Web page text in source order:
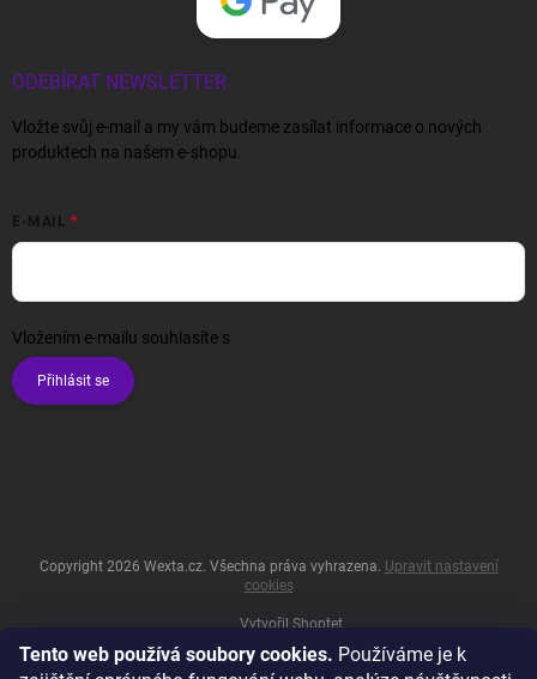
Tento web používá soubory cookies. Používáme je k
ODEBÍRAT NEWSLETTER
Vložte svůj e-mail a my vám budeme zasílat informace o nových
produktech na našem e-shopu.
E-MAIL
Vložením e-mailu souhlasíte s
Přihlásit se
Vytvořil Shoptet
Copyright 2026 Wexta.cz. Všechna práva vyhrazena. Upravit nastavení
cookies